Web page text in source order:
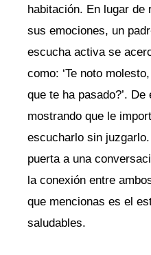
habitación. En lugar de
sus emociones, un
escucha activa se
como: ‘Te noto
que te ha pasado?’.
mostrando que le
escucharlo sin
puerta a una
la conexión entre
que mencionas es el
saludables.